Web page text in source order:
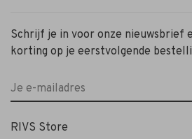
Schrijf je in voor onze nieuwsbrief
korting op je eerstvolgende
RIVS Store